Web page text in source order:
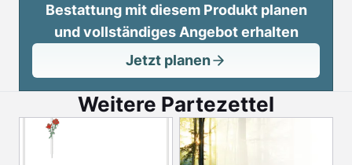
Bestattung mit diesem Produkt planen
und vollständiges Angebot erhalten
Jetzt planen
Weitere Partezettel